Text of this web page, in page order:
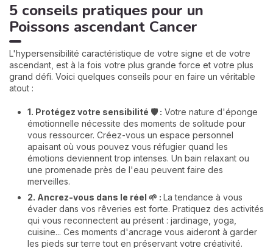
5 conseils pratiques pour un
Poissons ascendant Cancer
L'hypersensibilité caractéristique de votre signe et de votre
ascendant, est à la fois votre plus grande force et votre plus
grand défi. Voici quelques conseils pour en faire un véritable
atout :
1. Protégez votre sensibilité 🛡️ : Votre nature d'éponge
émotionnelle nécessite des moments de solitude pour
vous ressourcer. Créez-vous un espace personnel
apaisant où vous pouvez vous réfugier quand les
émotions deviennent trop intenses. Un bain relaxant ou
une promenade près de l'eau peuvent faire des
merveilles.
2. Ancrez-vous dans le réel 🌱 : La tendance à vous
évader dans vos rêveries est forte. Pratiquez des activités
qui vous reconnectent au présent : jardinage, yoga,
cuisine... Ces moments d'ancrage vous aideront à garder
les pieds sur terre tout en préservant votre créativité.